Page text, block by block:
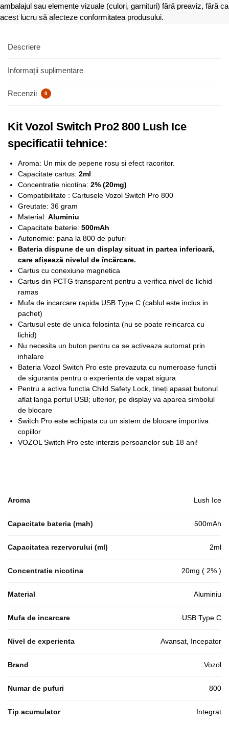
ambalajul sau elemente vizuale (culori, garnituri) fără preaviz, fără ca
acest lucru să afecteze conformitatea produsului.
Descriere
Informații suplimentare
Recenzii 0
Kit Vozol Switch Pro2 800 Lush Ice
specificatii tehnice:
Aroma: Un mix de pepene rosu si efect racoritor.
Capacitate cartus: 2ml
Concentratie nicotina: 2% (20mg)
Compatibilitate : Cartusele Vozol Switch Pro 800
Greutate: 36 gram
Material: Aluminiu
Capacitate baterie: 500mAh
Autonomie: pana la 800 de pufuri
Bateria dispune de un display situat in partea inferioară,
care afișează nivelul de încărcare.
Cartus cu conexiune magnetica
Cartus din PCTG transparent pentru a verifica nivel de lichid
ramas
Mufa de incarcare rapida USB Type C (cablul este inclus in
pachet)
Cartusul este de unica folosinta (nu se poate reincarca cu
lichid)
Nu necesita un buton pentru ca se activeaza automat prin
inhalare
Bateria Vozol Switch Pro este prevazuta cu numeroase functii
de siguranta pentru o experienta de vapat sigura
Pentru a activa functia Child Safety Lock, tineți apasat butonul
aflat langa portul USB; ulterior, pe display va aparea simbolul
de blocare
Switch Pro este echipata cu un sistem de blocare importiva
copiilor
VOZOL Switch Pro este interzis persoanelor sub 18 ani!
Aroma Lush Ice
Capacitate bateria (mah) 500mAh
Capacitatea rezervorului (ml) 2ml
Concentratie nicotina 20mg ( 2% )
Material Aluminiu
Mufa de incarcare USB Type C
Nivel de experienta Avansat, Incepator
Brand Vozol
Numar de pufuri 800
Tip acumulator Integrat